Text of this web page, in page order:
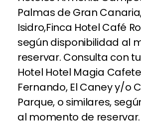
Palmas de Gran
Isidro,Finca Hotel Café
según disponibilidad al
reservar. Consulta con
Hotel Hotel Magia
Fernando, El Caney y/o
Parque, o similares,
al momento de